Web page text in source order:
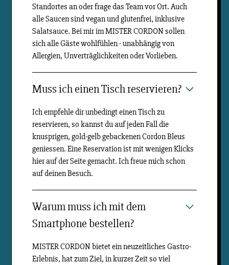
Standortes an oder frage das Team vor Ort. Auch
alle Saucen sind vegan und glutenfrei, inklusive
Salatsauce. Bei mir im MISTER CORDON sollen
sich alle Gäste wohlfühlen - unabhängig von
Allergien, Unverträglichkeiten oder Vorlieben.
Muss ich einen Tisch reservieren?
Ich empfehle dir unbedingt einen Tisch zu
reservieren, so kannst du auf jeden Fall die
knusprigen, gold-gelb gebackenen Cordon Bleus
geniessen. Eine Reservation ist mit wenigen Klicks
hier auf der Seite gemacht. Ich freue mich schon
auf deinen Besuch.
Warum muss ich mit dem
Smartphone bestellen?
MISTER CORDON bietet ein neuzeitliches Gastro-
Erlebnis, hat zum Ziel, in kurzer Zeit so viel